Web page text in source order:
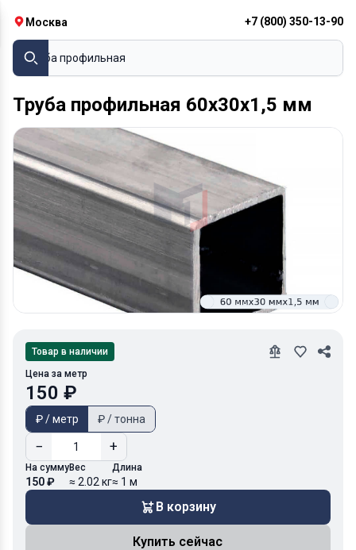
Москва +7 (800) 350-13-90
Труба профильная
Труба профильная 60х30х1,5 мм
Товар в наличии
Цена за метр
150 ₽
₽ / метр ₽ / тонна
− +
На сумму
150 ₽
Вес
≈ 2.02 кг
Длина
≈ 1 м
В корзину
Купить сейчас